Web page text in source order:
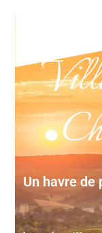
Un havre